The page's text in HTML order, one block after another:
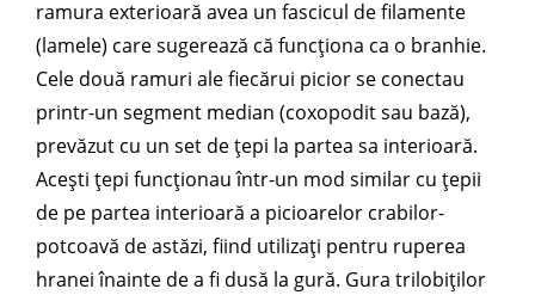
ramura exterioară avea un fascicul de filamente
(lamele) care sugerează că funcționa ca o branhie.
Cele două ramuri ale fiecărui picior se conectau
printr-un segment median (coxopodit sau bază),
prevăzut cu un set de țepi la partea sa interioară.
Acești țepi funcționau într-un mod similar cu țepii
de pe partea interioară a picioarelor crabilor-
potcoavă de astăzi, fiind utilizați pentru ruperea
hranei înainte de a fi dusă la gură. Gura trilobiților